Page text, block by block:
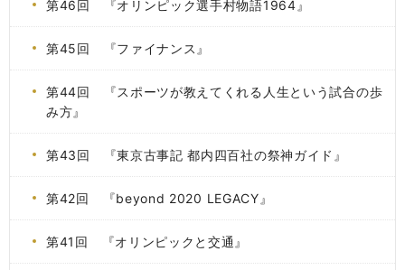
第46回 『オリンピック選手村物語1964』
第45回 『ファイナンス』
第44回 『スポーツが教えてくれる人生という試合の歩
み方』
第43回 『東京古事記 都内四百社の祭神ガイド』
第42回 『beyond 2020 LEGACY』
第41回 『オリンピックと交通』